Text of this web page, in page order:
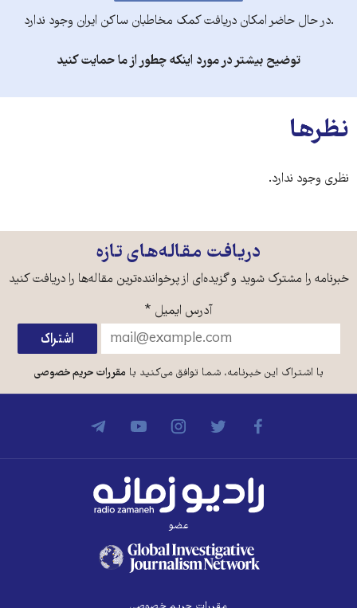
.در حال حاضر امکان دریافت کمک مخاطبان ساکن ایران وجود ندارد
توضیح بیشتر در مورد اینکه چطور از ما حمایت کنید
نظرها
نظری وجود ندارد.
دریافت مقاله‌های تازه
خبرنامه را مشترک شوید و گزیده‌ای از پرخواننده‌ترین مقاله‌ها را دریافت کنید
آدرس ایمیل *
با اشتراک این خبرنامه، شما توافق می‌کنید بامقررات حریم خصوصی
عضو